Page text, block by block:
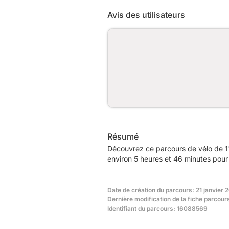
Avis des utilisateurs
Résumé
Découvrez ce parcours de vélo de
environ 5 heures et 46 minutes
Date de création du parcours: 21 janvier
Dernière modification de la fiche
Identifiant du parcours: 16088569